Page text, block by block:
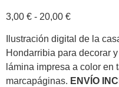
3,00 € - 20,00 €
Ilustración digital de la
Hondarribia para decorar
lámina impresa a color en
marcapáginas. ENVÍO